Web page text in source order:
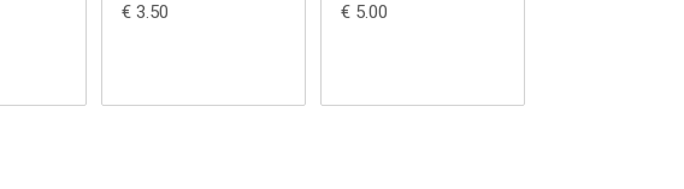
€ 3.50 € 5.00